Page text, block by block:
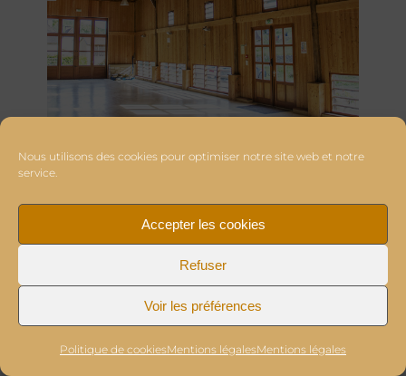
Nous utilisons des cookies pour optimiser notre site web et notre
service.
Accepter les cookies
Refuser
Voir les préférences
Politique de cookiesMentions légalesMentions légales